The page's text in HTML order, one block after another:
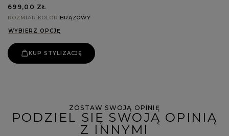
699,00 ZŁ
ROZMIAR KOLOR BRĄZOWY
WYBIERZ OPCJĘ
KUP STYLIZACJĘ
ZOSTAW SWOJĄ OPINIĘ
PODZIEL SIĘ SWOJĄ OPINIĄ
Z INNYMI